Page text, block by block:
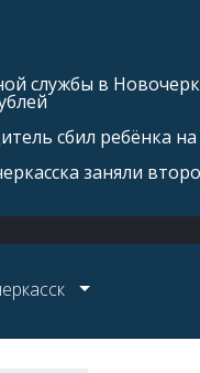
службы в
сбил ребёнка на
заняли